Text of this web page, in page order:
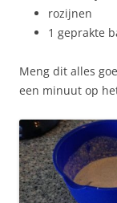
rozijnen
1 geprakte
Meng dit alles
een minuut op